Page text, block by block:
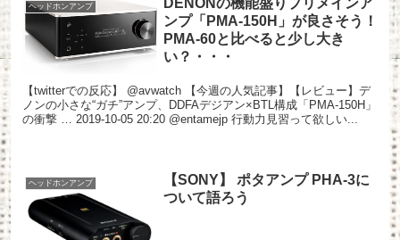
ヘッドホンアンプ
DENONの機能盛りプリメインア
ンプ「PMA-150H」が良さそう！
PMA-60と比べると少し大き
い？・・・
【twitterでの反応】 @avwatch 【今週の人気記事】【レビュー】デ
ノンの小さな“ガチ”アンプ、DDFAデジアン×BTL構成「PMA-150H」
の衝撃 … 2019-10-05 20:20 @entamejp 行動力見習って欲しい...
ヘッドホンアンプ
【SONY】 ポタアンプ PHA-3に
ついて語ろう